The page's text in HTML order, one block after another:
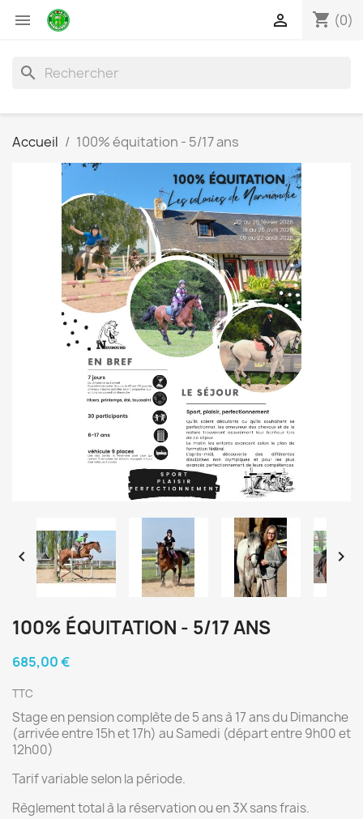
 shopping_cart (0)

search
Accueil 100% équitation - 5/17 ans
 
100% ÉQUITATION - 5/17 ANS
685,00 €
TTC
Stage en pension complète de 5 ans à 17 ans du Dimanche
(arrivée entre 15h et 17h) au Samedi (départ entre 9h00 et
12h00)
Tarif variable selon la période.
Règlement total à la réservation ou en 3X sans frais.